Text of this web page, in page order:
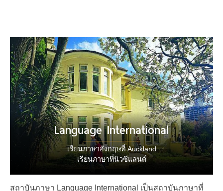
Language International
เรียนภาษาอังกฤษที่ Auckland
เรียนภาษาที่นิวซีแลนด์
สถาบันภาษา Language International เป็นสถาบันภาษาที่